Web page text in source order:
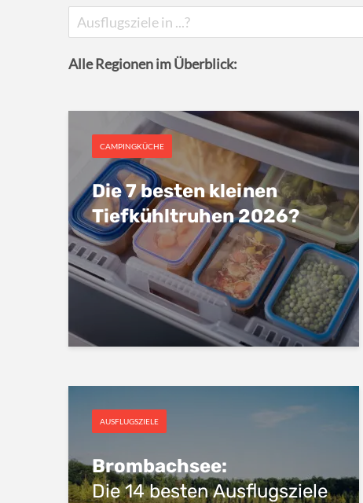
Alle Regionen im Überblick:
CAMPINGKÜCHE
Die 7 besten kleinen
Tiefkühltruhen 2026?
AUSFLUGSZIELE
Brombachsee:
Die 14 besten Ausflugsziele